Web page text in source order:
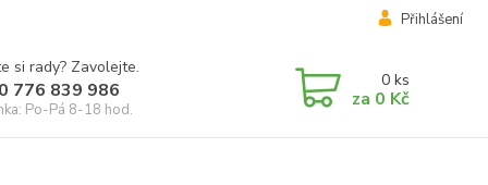
Přihlášení
si rady? Zavolejte.
776 839 986
Po-Pá 8-18 hod.
0 ks
za 0 Kč